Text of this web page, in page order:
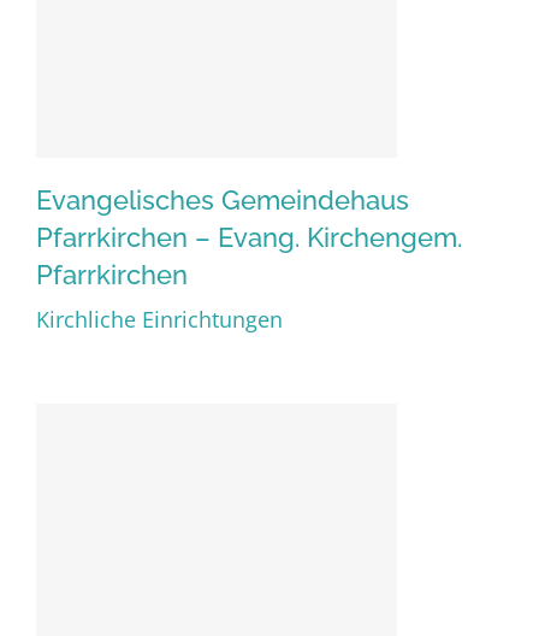
Evangelisches
Evangelisches Gemeindehaus
Pfarrkirchen – Evang. Kirchengem.
Pfarrkirchen
Kirchliche Einrichtungen